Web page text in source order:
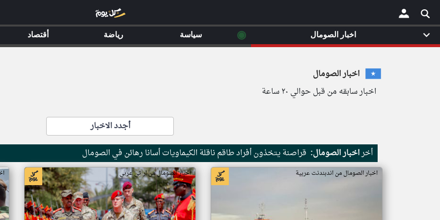
×
اخبار الصومال
اخبار سابقه من قبل حوالي ٢٠ ساعة
أجدد الاخبار
أخراخبار الصومال: قراصنة يتخذون أفراد طاقم ناقلة الكيماويات أسانا رهائن في الصومال
اخبار الصومال من اندبندنت عربية اخبار الصومال من ار تي عربي
اخبار الصومال ◉ سياسة رياضة أقتصاد